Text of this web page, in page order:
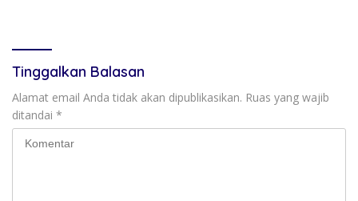
Tinggalkan Balasan
Alamat email Anda tidak akan dipublikasikan. Ruas yang wajib
ditandai *